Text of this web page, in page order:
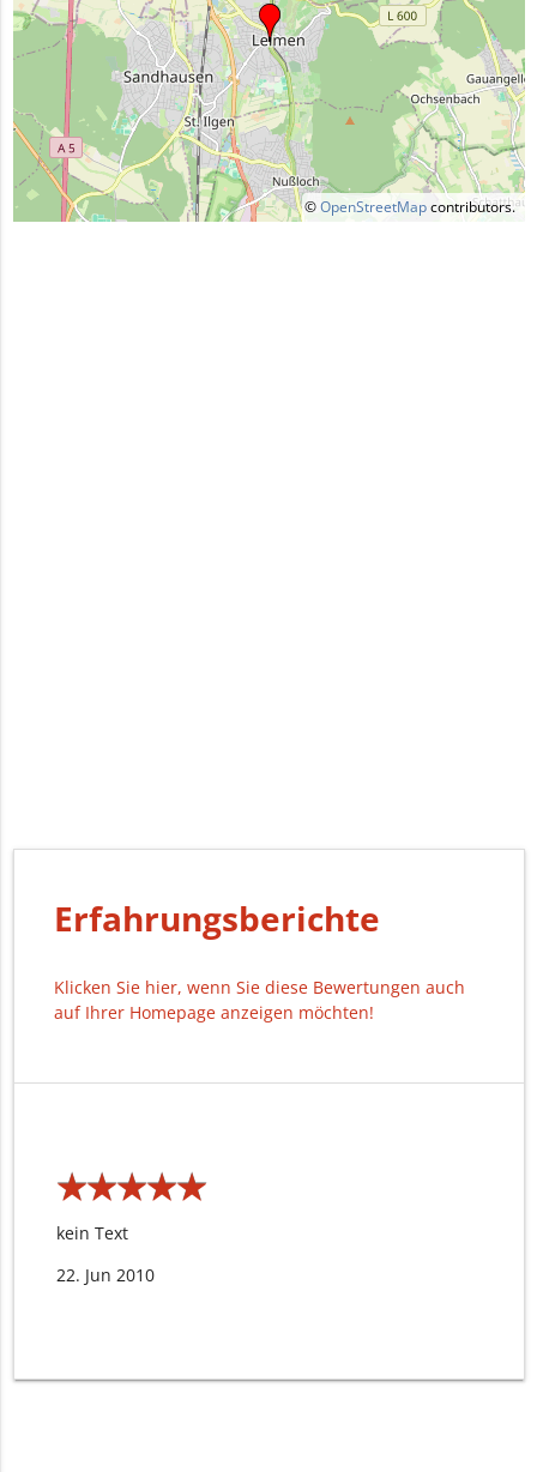
©OpenStreetMapcontributors.
Erfahrungsberichte
Klicken Sie hier, wenn Sie diese Bewertungen auch
auf Ihrer Homepage anzeigen möchten!
★★★★★
★★★★★
kein Text
22. Jun 2010